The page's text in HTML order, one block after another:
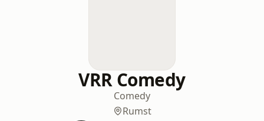
VRR Comedy
Comedy
Rumst